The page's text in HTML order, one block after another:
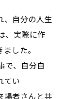
、自分の人生
、実際に作
した。
で、自分自
てい
場者さんと共